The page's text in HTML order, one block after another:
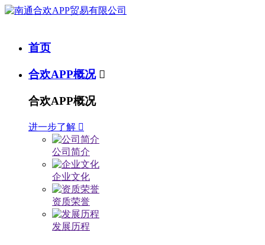
首页
合欢APP概况 
合欢APP概况
进一步了解 
公司简介
企业文化
资质荣誉
发展历程